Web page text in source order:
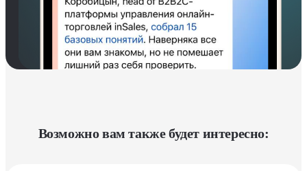
Возможно вам также будет интересно: